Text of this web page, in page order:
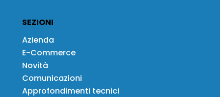
SEZIONI
Azienda
E-Commerce
Novità
Comunicazioni
Approfondimenti tecnici